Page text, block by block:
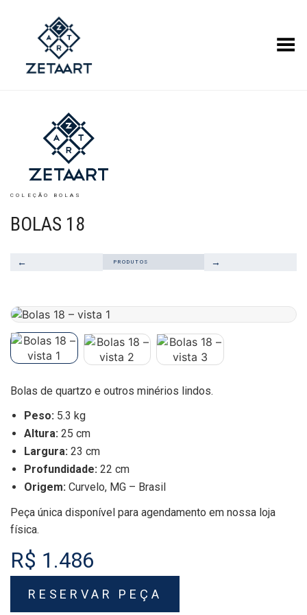
Alternar Menu
COLEÇÃO BOLAS
BOLAS 18
← PRODUTOS →
Bolas de quartzo e outros minérios lindos.
Peso: 5.3 kg
Altura: 25 cm
Largura: 23 cm
Profundidade: 22 cm
Origem: Curvelo, MG – Brasil
Peça única disponível para agendamento em nossa loja
física.
R$ 1.486
RESERVAR PEÇA